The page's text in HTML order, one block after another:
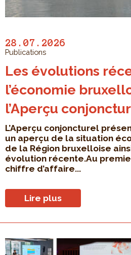
28.07.2026
Publications
Les évolutions
l’économie
l’Aperçu
L’Aperçu conjoncturel
un aperçu de la situation
de la Région bruxelloise
évolution récente.Au
chiffre d’affaire...
Lire plus